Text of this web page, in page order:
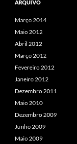
ARQUIVO
Março 2014
Maio 2012
Abril 2012
Março 2012
Fevereiro 2012
Janeiro 2012
Dezembro 2011
Maio 2010
Dezembro 2009
Junho 2009
Maio 2009